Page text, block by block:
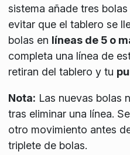
sistema añade tres
evitar que el tablero se
bolas en líneas de 5 o
completa una línea de
retiran del tablero y tu
Nota: Las nuevas bolas
tras eliminar una línea.
otro movimiento antes
triplete de bolas.